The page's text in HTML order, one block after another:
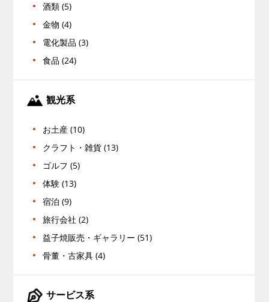
酒類 (5)
金物 (4)
電化製品 (3)
食品 (24)
観光系
お土産 (10)
クラフト・雑貨 (13)
ゴルフ (5)
体験 (13)
宿泊 (9)
旅行会社 (2)
益子焼販売・ギャラリー (51)
骨董・古家具 (4)
サービス系